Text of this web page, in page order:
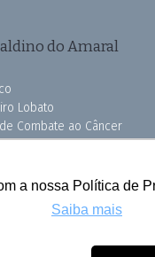
a nossa Política de
Saiba mais
do Amaral
Lobato
Combate ao Câncer